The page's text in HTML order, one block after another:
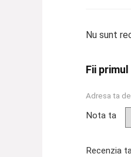
Nu sunt
Fii
Adresa ta
Nota ta
Recenzia